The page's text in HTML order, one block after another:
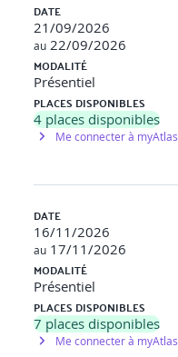
DATE
21/09/2026
au 22/09/2026
MODALITÉ
Présentiel
PLACES DISPONIBLES
4 places disponibles
Me connecter à myAtlas
DATE
16/11/2026
au 17/11/2026
MODALITÉ
Présentiel
PLACES DISPONIBLES
7 places disponibles
Me connecter à myAtlas